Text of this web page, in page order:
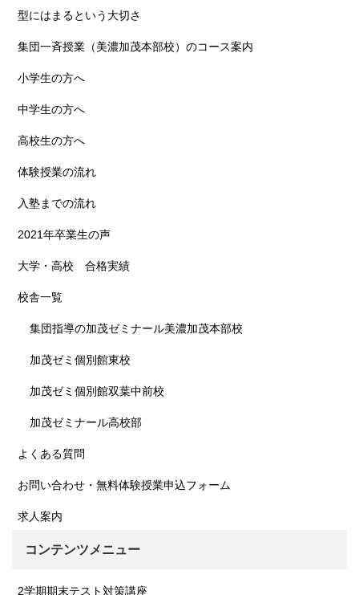
型にはまるという大切さ
集団一斉授業（美濃加茂本部校）のコース案内
小学生の方へ
中学生の方へ
高校生の方へ
体験授業の流れ
入塾までの流れ
2021年卒業生の声
大学・高校 合格実績
校舎一覧
集団指導の加茂ゼミナール美濃加茂本部校
加茂ゼミ個別館東校
加茂ゼミ個別館双葉中前校
加茂ゼミナール高校部
よくある質問
お問い合わせ・無料体験授業申込フォーム
求人案内
コンテンツメニュー
2学期期末テスト対策講座